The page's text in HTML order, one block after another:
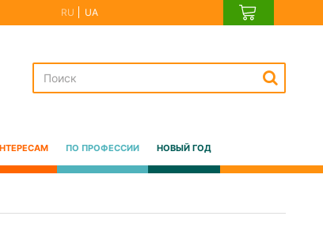
RU UA
ПО ПРОФЕССИИ НОВЫЙ ГОД